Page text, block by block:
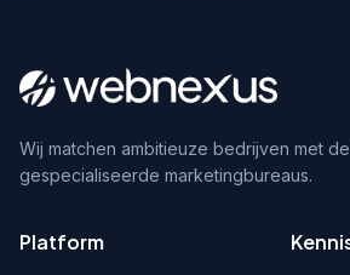
Wij matchen ambitieuze bedrijven met
gespecialiseerde marketingbureaus.
Platform